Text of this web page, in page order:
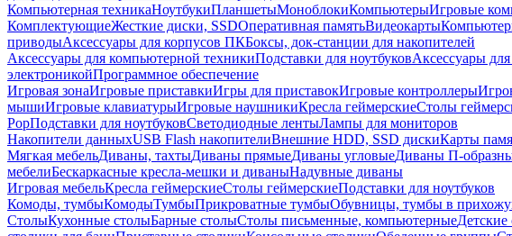
Компьютерная техникаНоутбукиПланшетыМоноблокиКомпьютерыИгровые
КомплектующиеЖесткие диски, SSDОперативная памятьВидеокарты
приводыАксессуары для корпусов ПКБоксы, док-станции для накопителей
Аксессуары для компьютерной техникиПодставки для ноутбуковАксессуары для
электроникойПрограммное обеспечение
Игровая зонаИгровые приставкиИгры для приставокИгровые контроллеры
мышиИгровые клавиатурыИгровые наушникиКресла геймерскиеСтолы
PopПодставки для ноутбуковСветодиодные лентыЛампы для мониторов
Накопители данныхUSB Flash накопителиВнешние HDD, SSD дискиКарты
Мягкая мебельДиваны, тахтыДиваны прямыеДиваны угловыеДиваны П-
мебелиБескаркасные кресла-мешки и диваныНадувные диваны
Игровая мебельКресла геймерскиеСтолы геймерскиеПодставки для ноутбуков
Комоды, тумбыКомодыТумбыПрикроватные тумбыОбувницы, тумбы в
СтолыКухонные столыБарные столыСтолы письменные, компьютерныеДетские